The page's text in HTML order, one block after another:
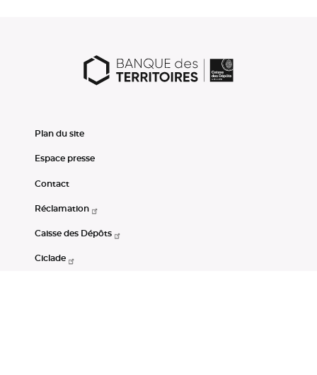
Plan du site
Espace presse
Contact
Réclamation
Caisse des Dépôts
Ciclade